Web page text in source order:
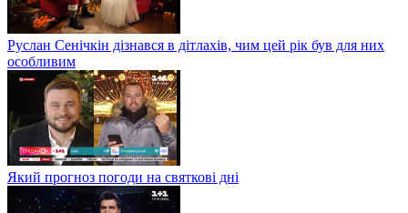
Руслан Сенічкін дізнався в дітлахів, чим цей рік був для них
особливим
Який прогноз погоди на святкові дні